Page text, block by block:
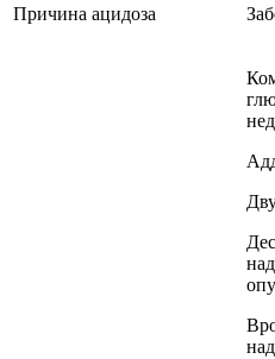
Причина ацидоза